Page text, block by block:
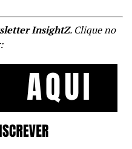
InsightZ. Clique no